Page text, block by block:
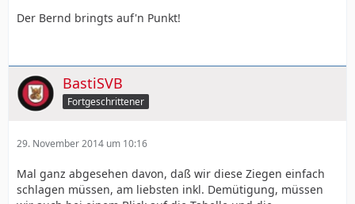
Der Bernd bringts auf'n Punkt!
BastiSVB
Fortgeschrittener
29. November 2014 um 10:16
Mal ganz abgesehen davon, daß wir diese Ziegen einfach
schlagen müssen, am liebsten inkl. Demütigung, müssen